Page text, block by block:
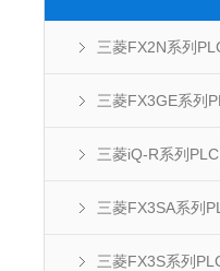
三菱FX2N系列
三菱FX3GE系列
三菱iQ-R系列PLC
三菱FX3SA系列
三菱FX3S系列